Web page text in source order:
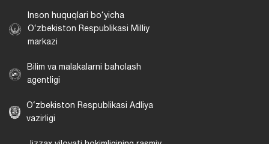
Inson huquqlari bo‘yicha
O‘zbekiston Respublikasi Milliy
markazi
Bilim va malakalarni baholash
agentligi
O‘zbekiston Respublikasi Adliya
vazirligi